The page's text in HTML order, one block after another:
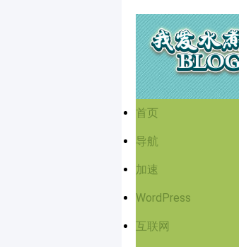
首页
导航
加速
WordPress
互联网